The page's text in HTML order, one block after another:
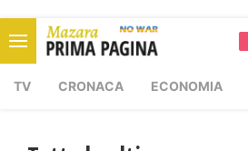
TV CRONACA ECONOMIA